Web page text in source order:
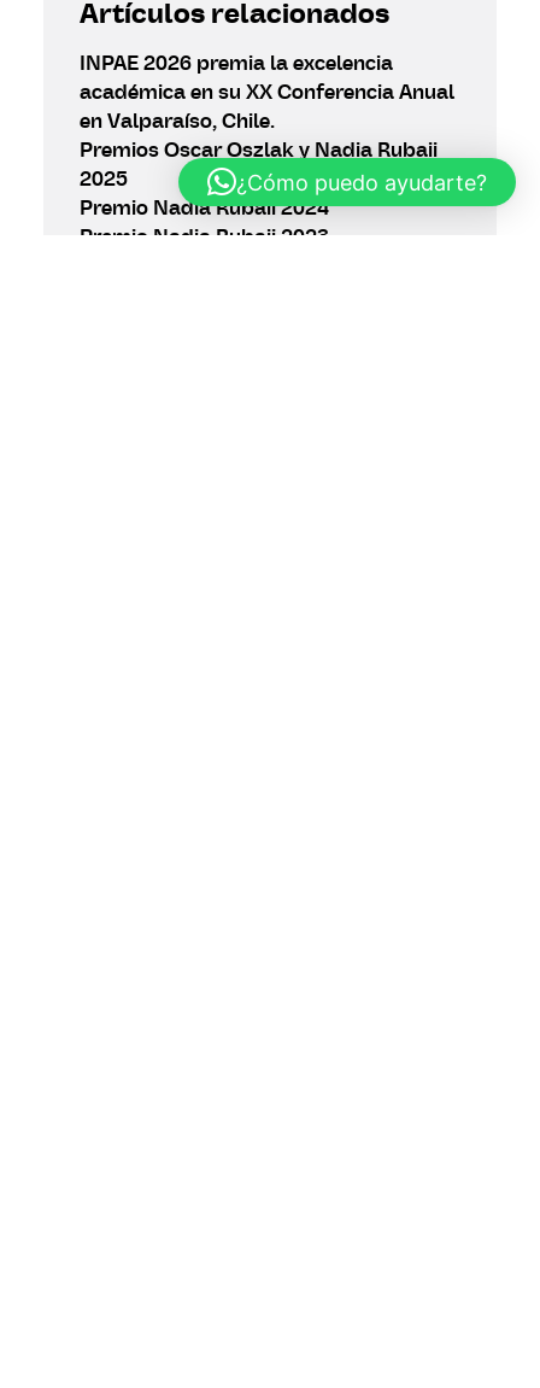
Artículos relacionados
INPAE 2026 premia la excelencia
académica en su XX Conferencia Anual
en Valparaíso, Chile.
Premios Oscar Oszlak y Nadia Rubaii
2025
Premio Nadia Rubaii 2024
Premio Nadia Rubaii 2023
¿Cómo puedo ayudarte?